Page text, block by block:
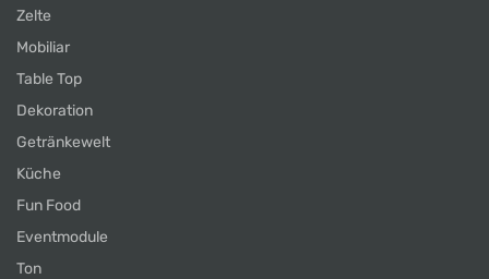
Zelte
Mobiliar
Table Top
Dekoration
Getränkewelt
Küche
Fun Food
Eventmodule
Ton